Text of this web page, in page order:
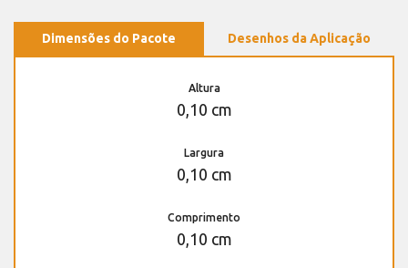
Dimensões do Pacote Desenhos da Aplicação
Altura
0,10 cm
Largura
0,10 cm
Comprimento
0,10 cm